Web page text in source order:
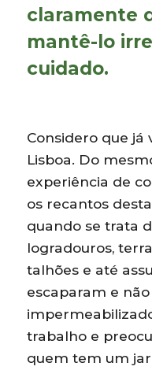
claramente
mantê-lo
cuidado.
Considero que já
Lisboa. Do
experiência de
os recantos
quando se trata
logradouros,
talhões e até
escaparam e
trabalho e
quem tem um